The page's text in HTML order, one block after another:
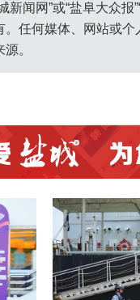
新闻网”或“盐阜大众
任何媒体、网站或
。